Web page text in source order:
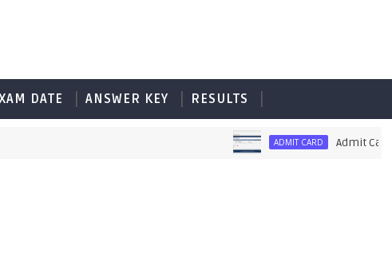
DATE ANSWER KEY RESULTS
ADMIT CARD Admit Card of